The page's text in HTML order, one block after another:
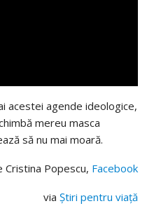
acestei agende ideologice,
mereu masca
să nu mai moară.
Cristina Popescu, Facebook
via Știri pentru viață